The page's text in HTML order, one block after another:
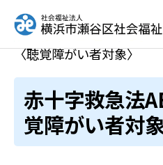
ホーム トピックス
〈聴覚障がい者対象〉
赤十字救急法
覚障がい者対象